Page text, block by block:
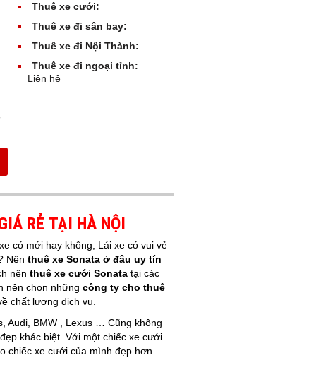
Thuê xe cưới:
Thuê xe đi sân bay:
Thuê xe đi Nội Thành:
Thuê xe đi ngoại tỉnh:
Liên hệ
GIÁ RẺ TẠI HÀ NỘI
có mới hay không, Lái xe có vui vẻ
Nên thuê xe Sonata ở đâu uy tín
nên thuê xe cưới Sonata tại các
nên chọn những công ty cho thuê
chất lượng dịch vụ.
Audi, BMW , Lexus … Cũng không
khác biệt. Với một chiếc xe cưới
chiếc xe cưới của mình đẹp hơn.